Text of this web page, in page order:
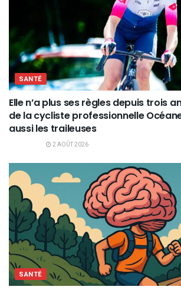
SANTÉ
Elle n’a plus ses règles depuis trois
de la cycliste professionnelle
aussi les traileuses
2 AOÛT 2026
SANTÉ